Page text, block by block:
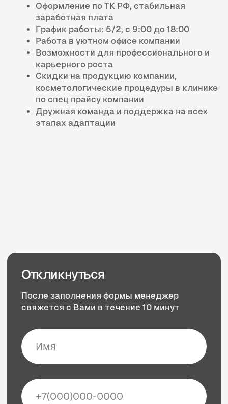
После заполнения формы менеджер
свяжется с Вами в течение 10 минут
Откликнуться
Нажимая на кнопку, Вы соглашаетесь
на обработку Ваших персональных
Отправить
Эвопроф
Центр дистрибьюции для косметологов